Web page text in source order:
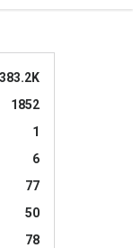
383.2K
1852
1
6
77
50
78